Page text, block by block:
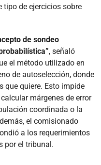
de ejercicios sobre
de sondeo
, señaló
el método utilizado en
de autoselección, donde
que quiere. Esto impide
márgenes de error
coordinada o la
el comisionado
a los requerimientos
por el tribunal.